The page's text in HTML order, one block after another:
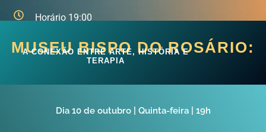
Horário 19:00
MUSEU BISPO DO ROSÁRIO:
A CONEXÃO ENTRE ARTE, HISTÓRIA E
TERAPIA
Dia 10de outubro | Quinta-feira| 19h